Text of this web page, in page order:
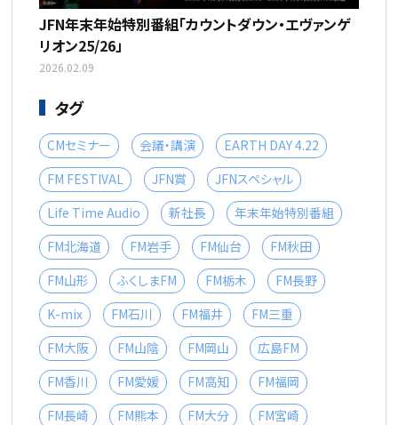
JFN年末年始特別番組「カウントダウン・エヴァンゲ
リオン25/26」
2026.02.09
タグ
CMセミナー 会議・講演
EARTH DAY 4.22
FM FESTIVAL
JFN賞
JFNスペシャル
Life Time Audio
新社長
年末年始特別番組
FM北海道
FM岩手 FM仙台
FM秋田
FM山形
ふくしまFM FM栃木
FM長野
K-mix
FM石川 FM福井
FM三重
FM大阪
FM山陰 FM岡山
広島FM
FM香川
FM愛媛 FM高知
FM福岡
FM長崎
FM熊本 FM大分
FM宮崎